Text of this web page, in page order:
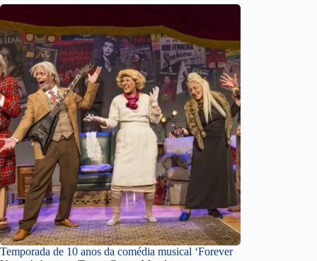
Temporada de 10 anos da comédia musical ‘Forever